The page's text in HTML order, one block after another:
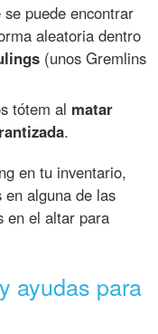
puede encontrar
aleatoria dentro
(unos Gremlins
tótem al matar
.
en tu inventario,
en alguna de las
en el altar para
ayudas para